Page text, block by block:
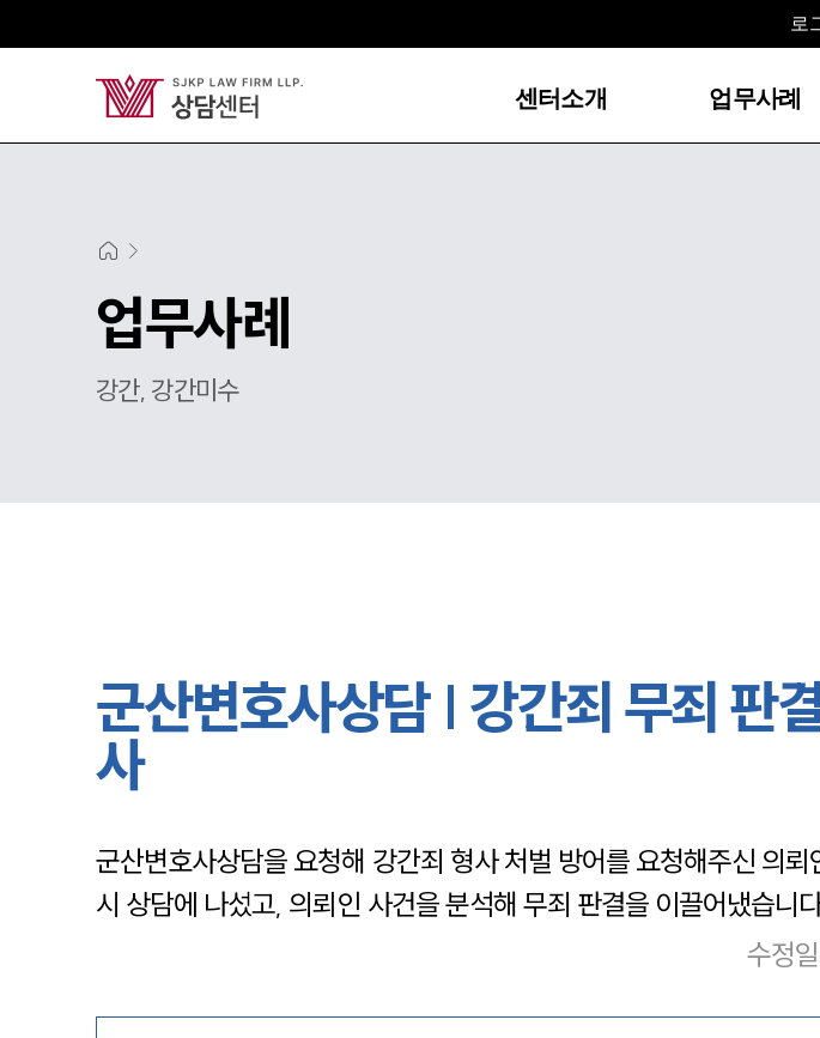
로
센터소개 업무사례
업무사례
강간, 강간미수
군산변호사상담 | 강간죄 무죄 판
사
군산변호사상담을 요청해 강간죄 형사 처벌 방어를 요청해주신 의
시 상담에 나섰고, 의뢰인 사건을 분석해 무죄 판결을 이끌어냈습니
수정일